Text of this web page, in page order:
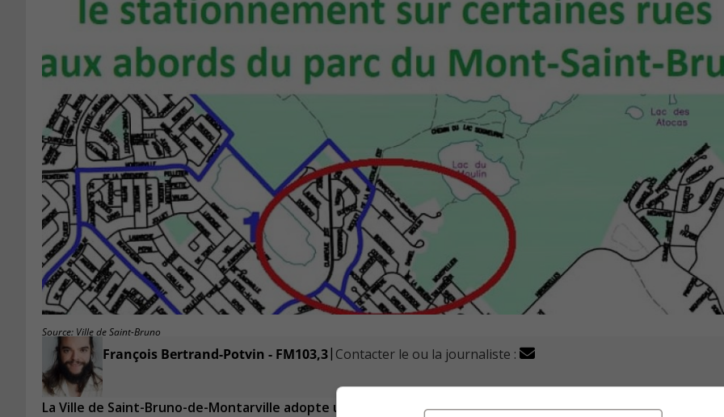
Source: Ville de Saint-Bruno
François Bertrand-Potvin - FM103,3| Contacter le ou la journaliste :
La Ville de Saint-Bruno-de-Montarville adopte un projet pilote pour interdire le stationnement autour de